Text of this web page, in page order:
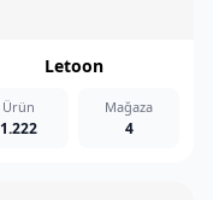
Letoon
Ürün
1.222
Mağaza
4